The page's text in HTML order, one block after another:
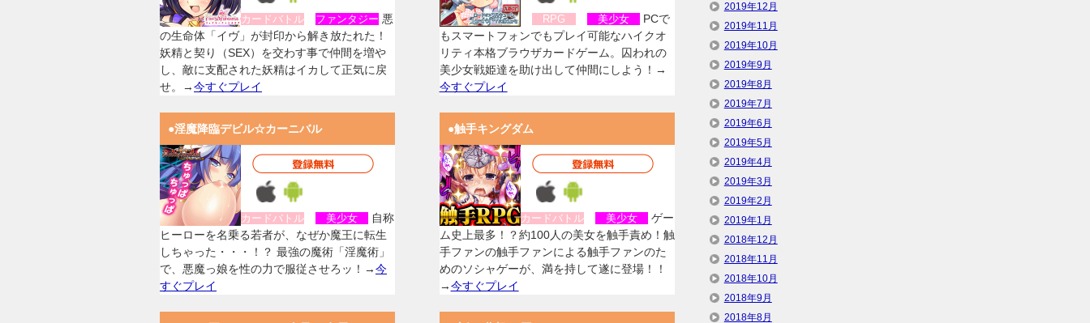
カードバトル ファンタジー 悪
の生命体「イヴ」が封印から解き放たれた！
妖精と契り（SEX）を交わす事で仲間を増や
し、敵に支配された妖精はイカして正気に戻
せ。→今すぐプレイ
RPG 美少女
PCで
もスマートフォンでもプレイ可能なハイクオ
リティ本格ブラウザカードゲーム。囚われの
美少女戦姫達を助け出して仲間にしよう！→
今すぐプレイ
●淫魔降臨デビル☆カーニバル
カードバトル 美少女
自称
ヒーローを名乗る若者が、なぜか魔王に転生
しちゃった・・・！？ 最強の魔術「淫魔術」
で、悪魔っ娘を性の力で服従させろッ！→今
すぐプレイ
●触手キングダム
カードバトル 美少女
ゲー
ム史上最多！？約100人の美女を触手責め！触
手ファンの触手ファンによる触手ファンのた
めのソシャゲーが、満を持して遂に登場！！
→今すぐプレイ
2019年12月
2019年11月
2019年10月
2019年9月
2019年8月
2019年7月
2019年6月
2019年5月
2019年4月
2019年3月
2019年2月
2019年1月
2018年12月
2018年11月
2018年10月
2018年9月
2018年8月